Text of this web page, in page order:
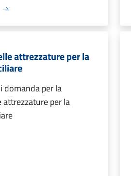
attrezzature per la
domanda per la
attrezzature per la